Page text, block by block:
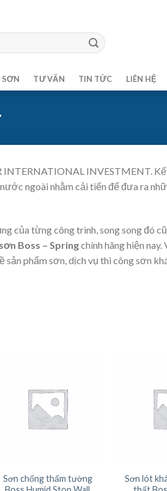
TƯ VẤN TIN TỨC LIÊN HỆ
INVESTMENT.
ngoài nhằm cải tiến để đưa ra
của từng công trình, song song đó
Boss – Springchính hãng hiện
phẩm sơn, dịch vụ thi công sơn
Sơn chống thấm tường
Sơn lót